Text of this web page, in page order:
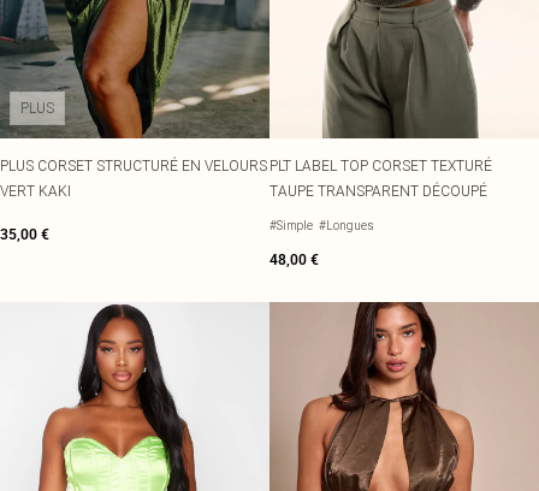
PLUS
PLUS CORSET STRUCTURÉ EN VELOURS
VERT KAKI
35,00 €
PLT LABEL TOP CORSET TEXTURÉ
TAUPE TRANSPARENT DÉCOUPÉ
#Simple #Longues
48,00 €